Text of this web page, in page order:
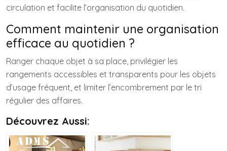
circulation et facilite l’organisation du quotidien.
Comment maintenir une organisation
efficace au quotidien ?
Ranger chaque objet à sa place, privilégier les
rangements accessibles et transparents pour les objets
d’usage fréquent, et limiter l’encombrement par le tri
régulier des affaires.
Découvrez Aussi: